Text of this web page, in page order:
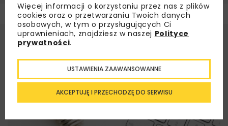
Więcej informacji o korzystaniu przez nas z plików
cookies oraz o przetwarzaniu Twoich danych
osobowych, w tym o przysługujących Ci
uprawnieniach, znajdziesz w naszej Polityce
prywatności.
AKCEPTUJĘ I PRZECHODZĘ DO SERWISU
USTAWIENIA ZAAWANSOWANNE